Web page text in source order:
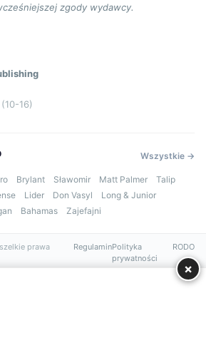
zgody wydawcy.
(10-16)
Wszystkie →
Brylant Sławomir Matt Palmer
Talip
Lider Don Vasyl
Long & Junior
Bahamas Zajefajni
prawa
RegulaminPolityka
prywatności
RODO
×